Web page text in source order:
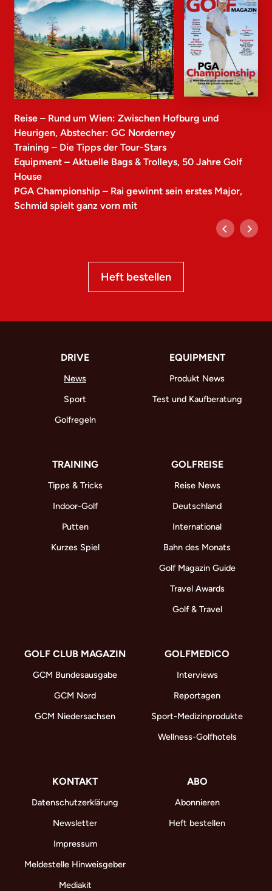
Reise – Rund um Wien: Zwischen Hofburg und
Heurigen, Abstecher: GC Norderney
Training – Die Tipps der Tour-Stars
Equipment – Aktuelle Bags & Trolleys, 50 Jahre Golf
House
PGA Championship – Rai gewinnt sein erstes Major,
Schmid spielt ganz vorn mit
Heft bestellen
DRIVE
News
Sport
Golfregeln
EQUIPMENT
Produkt News
Test und Kaufberatung
TRAINING
Tipps & Tricks
Indoor-Golf
Putten
Kurzes Spiel
GOLFREISE
Reise News
Deutschland
International
Bahn des Monats
Golf Magazin Guide
Travel Awards
Golf & Travel
GOLF CLUB MAGAZIN
GCM Bundesausgabe
GCM Nord
GCM Niedersachsen
GOLFMEDICO
Interviews
Reportagen
Sport-Medizinprodukte
Wellness-Golfhotels
KONTAKT
Datenschutzerklärung
Newsletter
Impressum
Meldestelle Hinweisgeber
Mediakit
ABO
Abonnieren
Heft bestellen